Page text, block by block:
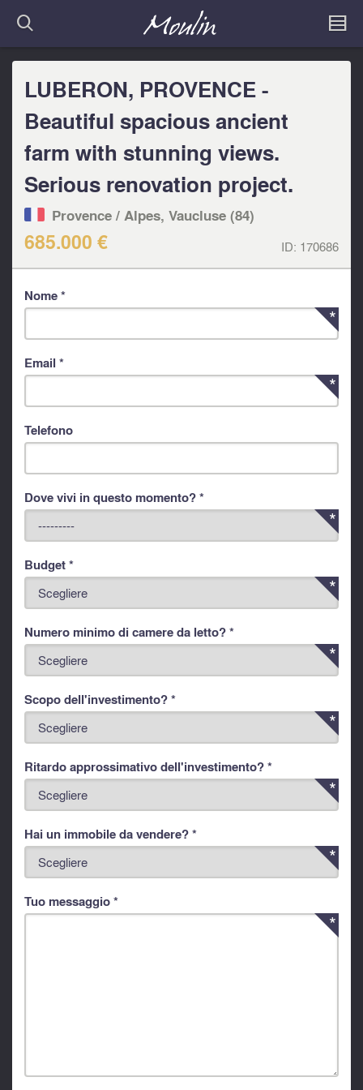
LUBERON, PROVENCE -
Beautiful spacious ancient
farm with stunning views.
Serious renovation project.
Provence / Alpes, Vaucluse (84)
685.000 € ID: 170686
Nome *
Email *
Telefono
Dove vivi in questo momento? *
Budget *
Numero minimo di camere da letto? *
Scopo dell'investimento? *
Ritardo approssimativo dell'investimento? *
Hai un immobile da vendere? *
Tuo messaggio *